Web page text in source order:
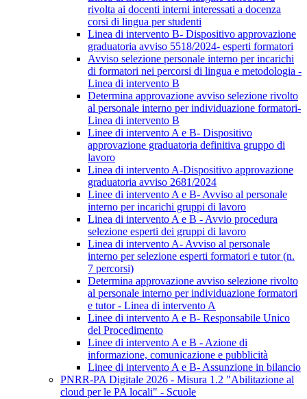
rivolta ai docenti interni interessati a docenza
corsi di lingua per studenti
Linea di intervento B- Dispositivo approvazione
graduatoria avviso 5518/2024- esperti formatori
Avviso selezione personale interno per incarichi
di formatori nei percorsi di lingua e metodologia -
Linea di intervento B
Determina approvazione avviso selezione rivolto
al personale interno per individuazione formatori-
Linea di intervento B
Linee di intervento A e B- Dispositivo
approvazione graduatoria definitiva gruppo di
lavoro
Linea di intervento A-Dispositivo approvazione
graduatoria avviso 2681/2024
Linee di intervento A e B- Avviso al personale
interno per incarichi gruppi di lavoro
Linea di intervento A e B - Avvio procedura
selezione esperti dei gruppi di lavoro
Linea di intervento A- Avviso al personale
interno per selezione esperti formatori e tutor (n.
7 percorsi)
Determina approvazione avviso selezione rivolto
al personale interno per individuazione formatori
e tutor - Linea di intervento A
Linee di intervento A e B- Responsabile Unico
del Procedimento
Linee di intervento A e B - Azione di
informazione, comunicazione e pubblicità
Linee di intervento A e B- Assunzione in bilancio
PNRR-PA Digitale 2026 - Misura 1.2 "Abilitazione al
cloud per le PA locali" - Scuole